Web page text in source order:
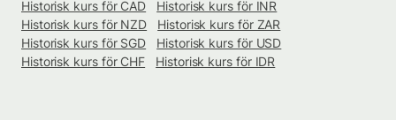
Historisk kurs för CAD
Historisk kurs för INR
Historisk kurs för NZD
Historisk kurs för ZAR
Historisk kurs för SGD
Historisk kurs för USD
Historisk kurs för CHF
Historisk kurs för IDR